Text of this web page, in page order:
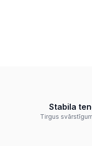
Stabila
Tirgus